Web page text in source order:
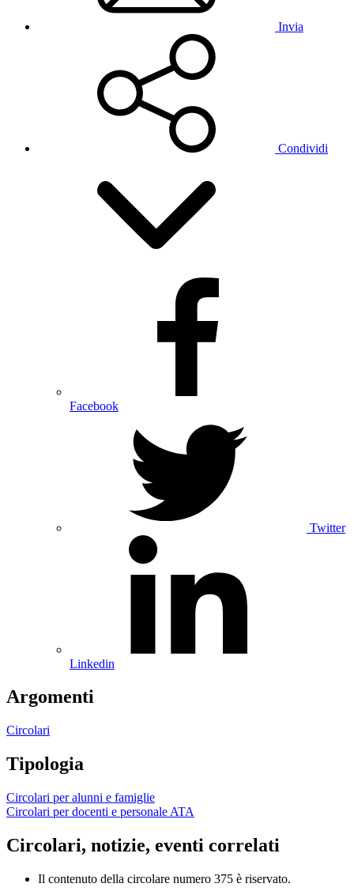
Invia
Condividi
Facebook
Twitter
Linkedin
Argomenti
Circolari
Tipologia
Circolari per alunni e famiglie
Circolari per docenti e personale ATA
Circolari, notizie, eventi correlati
Il contenuto della circolare numero 375 è riservato.